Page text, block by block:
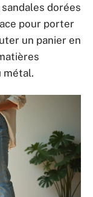
dorées
pour porter
un panier en
métal.